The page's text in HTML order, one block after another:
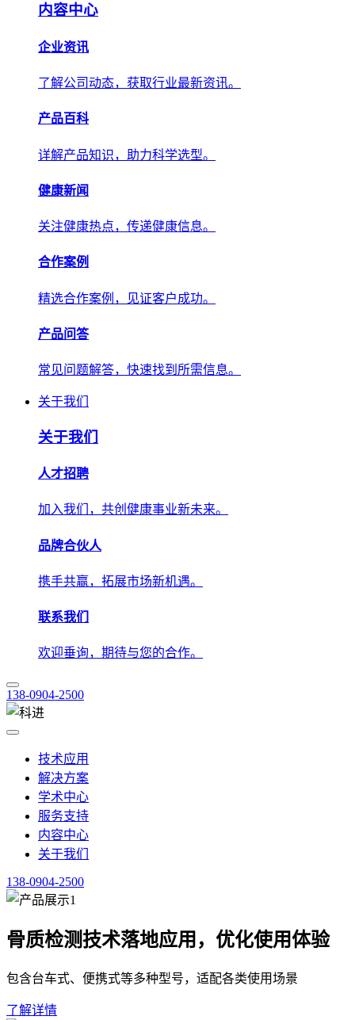
内容中心
企业资讯
了解公司动态，获取行业最新资讯。
产品百科
详解产品知识，助力科学选型。
健康新闻
关注健康热点，传递健康信息。
合作案例
精选合作案例，见证客户成功。
产品问答
常见问题解答，快速找到所需信息。
关于我们
关于我们
人才招聘
加入我们，共创健康事业新未来。
品牌合伙人
携手共赢，拓展市场新机遇。
联系我们
欢迎垂询，期待与您的合作。
138-0904-2500
技术应用
解决方案
学术中心
服务支持
内容中心
关于我们
138-0904-2500
骨质检测技术落地应用，优化使用体验
包含台车式、便携式等多种型号，适配各类使用场景
了解详情